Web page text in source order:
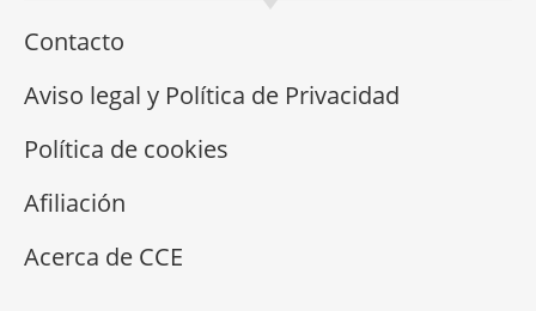
Contacto
Aviso legal y Política de Privacidad
Política de cookies
Afiliación
Acerca de CCE